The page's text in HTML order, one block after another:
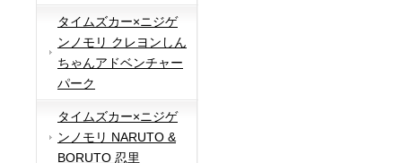
タイムズカー×ニジゲ
ンノモリ クレヨンしん
ちゃんアドベンチャー
パーク
タイムズカー×ニジゲ
ンノモリ NARUTO &
BORUTO 忍里